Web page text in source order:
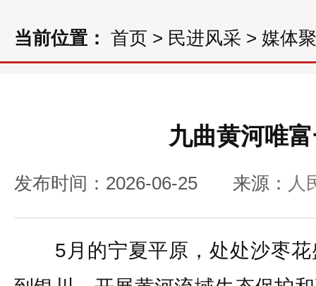
当前位置： 首页 > 民进风采 > 媒体
九曲黄河唯
发布时间：2026-06-25 来源： 人
5月的宁夏平原，处处沙枣花